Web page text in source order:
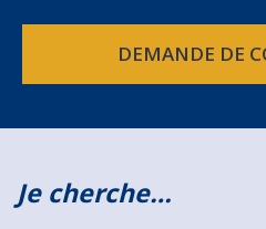
DEMANDE DE
Je cherche…